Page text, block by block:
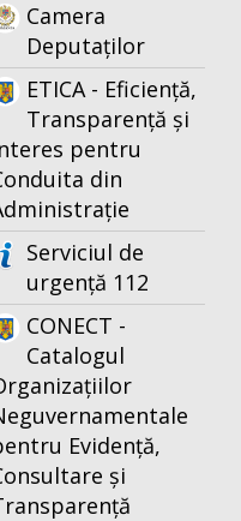
Camera
Deputaților
ETICA - Eficiență,
Transparență și
pentru
din
Serviciul de
urgență 112
CONECT -
Catalogul
Evidență,
și